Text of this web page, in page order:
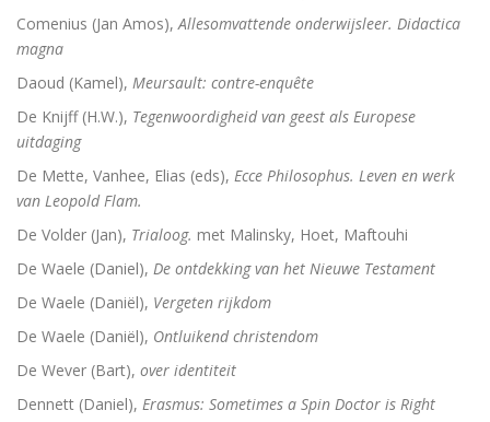
Comenius (Jan Amos),Allesomvattende onderwijsleer. Didactica
magna
Daoud (Kamel), Meursault: contre-enquête
De Knijff (H.W.), Tegenwoordigheid van geest als Europese
uitdaging
De Mette, Vanhee, Elias (eds), Ecce Philosophus. Leven en werk
van Leopold Flam.
De Volder (Jan), Trialoog. met Malinsky, Hoet, Maftouhi
De Waele (Daniel), De ontdekking van het Nieuwe Testament
De Waele (Daniël), Vergeten rijkdom
De Waele (Daniël), Ontluikend christendom
De Wever (Bart), over identiteit
Dennett (Daniel), Erasmus: Sometimes a Spin Doctor is Right